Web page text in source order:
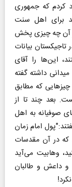
کردم که جمهوری
برای اهل سنت
در آن چه چیزی پخش
تاجیکستان بیانات
این‌ها را آقای
داشته گفته
که مطابق
بعد چند تا از
صوفیانه به اهل
امام زمان
که در آن مقدسات
وهابیت می‌آید
و داعش و طالبان